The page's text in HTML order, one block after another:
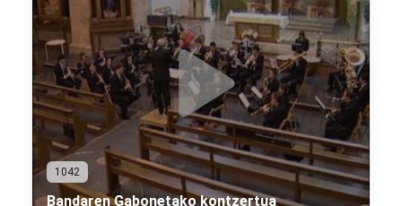
1042
Bandaren Gabonetako kontzertua